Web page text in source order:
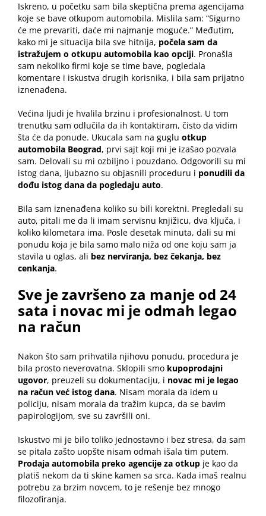
Iskreno, u početku sam bila skeptična prema agencijama
koje se bave otkupom automobila. Mislila sam: “Sigurno
će me prevariti, daće mi najmanje moguće.” Međutim,
kako mi je situacija bila sve hitnija, počela sam da
istražujem o otkupu automobila kao opciji. Pronašla
sam nekoliko firmi koje se time bave, pogledala
komentare i iskustva drugih korisnika, i bila sam prijatno
iznenađena.
Većina ljudi je hvalila brzinu i profesionalnost. U tom
trenutku sam odlučila da ih kontaktiram, čisto da vidim
šta će da ponude. Ukucala sam na guglu otkup
automobila Beograd, prvi sajt koji mi je izašao pozvala
sam. Delovali su mi ozbiljno i pouzdano. Odgovorili su mi
istog dana, ljubazno su objasnili proceduru i ponudili da
dođu istog dana da pogledaju auto.
Bila sam iznenađena koliko su bili korektni. Pregledali su
auto, pitali me da li imam servisnu knjižicu, dva ključa, i
koliko kilometara ima. Posle desetak minuta, dali su mi
ponudu koja je bila samo malo niža od one koju sam ja
stavila u oglas, ali bez nerviranja, bez čekanja, bez
cenkanja.
Sve je završeno za manje od 24
sata i novac mi je odmah legao
na račun
Nakon što sam prihvatila njihovu ponudu, procedura je
bila prosto neverovatna. Sklopili smo kupoprodajni
ugovor, preuzeli su dokumentaciju, i novac mi je legao
na račun već istog dana. Nisam morala da idem u
policiju, nisam morala da tražim kupca, da se bavim
papirologijom, sve su završili oni.
Iskustvo mi je bilo toliko jednostavno i bez stresa, da sam
se pitala zašto uopšte nisam odmah išala tim putem.
Prodaja automobila preko agencije za otkup je kao da
platiš nekom da ti skine kamen sa srca. Kada imaš realnu
potrebu za brzim novcem, to je rešenje bez mnogo
filozofiranja.